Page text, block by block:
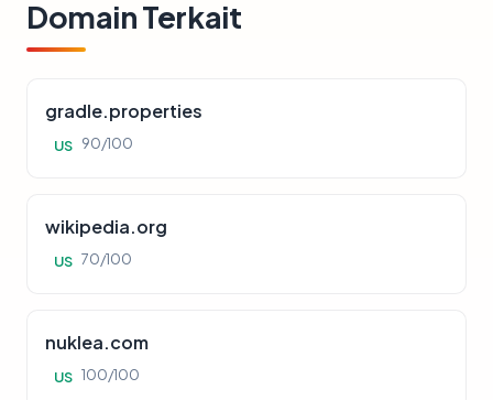
Domain Terkait
gradle.properties
US 90/100
wikipedia.org
US 70/100
nuklea.com
US 100/100